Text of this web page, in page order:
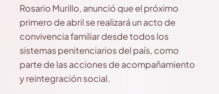
Rosario Murillo, anunció que el próximo
primero de abril se realizará un acto de
convivencia familiar desde todos los
sistemas penitenciarios del país, como
parte de las acciones de acompañamiento
y reintegración social.